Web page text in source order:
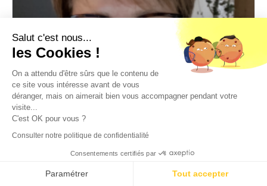
Estelle
DAF à temps partagé - PME et international
RAC - RAF,DAF,Direction administration et finance
Niveau d'études
Salut c'est nous...
les Cookies !
On a attendu d'être sûrs que le contenu de
ce site vous intéresse avant de vous
déranger, mais on aimerait bien vous accompagner pendant votre
visite...
C'est OK pour vous ?
Consulter notre politique de confidentialité
Consentements certifiés par
Paramétrer Tout accepter